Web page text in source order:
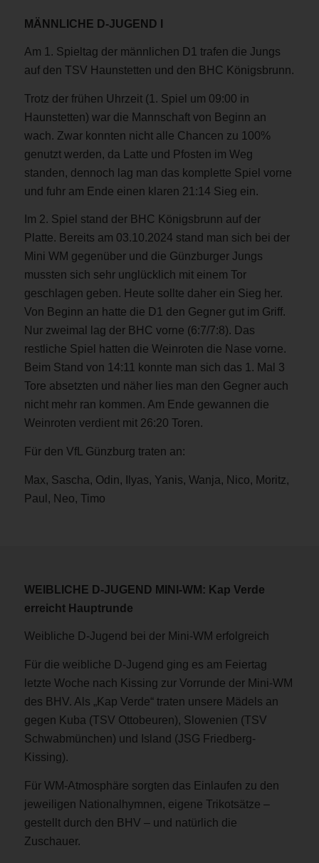
MÄNNLICHE D-JUGEND I
Am 1. Spieltag der männlichen D1 trafen die Jungs
auf den TSV Haunstetten und den BHC Königsbrunn.
Trotz der frühen Uhrzeit (1. Spiel um 09:00 in
Haunstetten) war die Mannschaft von Beginn an
wach. Zwar konnten nicht alle Chancen zu 100%
genutzt werden, da Latte und Pfosten im Weg
standen, dennoch lag man das komplette Spiel vorne
und fuhr am Ende einen klaren 21:14 Sieg ein.
Im 2. Spiel stand der BHC Königsbrunn auf der
Platte. Bereits am 03.10.2024 stand man sich bei der
Mini WM gegenüber und die Günzburger Jungs
mussten sich sehr unglücklich mit einem Tor
geschlagen geben. Heute sollte daher ein Sieg her.
Von Beginn an hatte die D1 den Gegner gut im Griff.
Nur zweimal lag der BHC vorne (6:7/7:8). Das
restliche Spiel hatten die Weinroten die Nase vorne.
Beim Stand von 14:11 konnte man sich das 1. Mal 3
Tore absetzten und näher lies man den Gegner auch
nicht mehr ran kommen. Am Ende gewannen die
Weinroten verdient mit 26:20 Toren.
Für den VfL Günzburg traten an:
Max, Sascha, Odin, Ilyas, Yanis, Wanja, Nico, Moritz,
Paul, Neo, Timo
WEIBLICHE D-JUGEND MINI-WM: Kap Verde
erreicht Hauptrunde
Weibliche D-Jugend bei der Mini-WM erfolgreich
Für die weibliche D-Jugend ging es am Feiertag
letzte Woche nach Kissing zur Vorrunde der Mini-WM
des BHV. Als „Kap Verde“ traten unsere Mädels an
gegen Kuba (TSV Ottobeuren), Slowenien (TSV
Schwabmünchen) und Island (JSG Friedberg-
Kissing).
Für WM-Atmosphäre sorgten das Einlaufen zu den
jeweiligen Nationalhymnen, eigene Trikotsätze –
gestellt durch den BHV – und natürlich die
Zuschauer.